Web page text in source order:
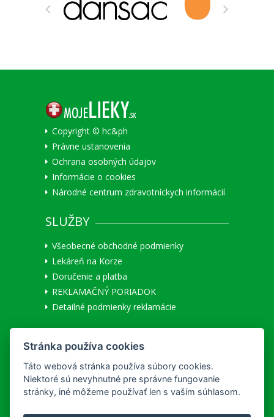
Copyright © hc&ph
Právne ustanovenia
Ochrana osobných údajov
Informácie o cookies
Národné centrum zdravotníckych informácií
SLUŽBY
Všeobecné obchodné podmienky
Lekáreň na Korze
Doručenie a platba
REKLAMAČNÝ PORIADOK
Detailné podmienky reklamácie
Užívateľ: Neprihlásený
Prihlásiť
Registrácia nového zákazníka
Stránka používa cookies
Táto webová stránka používa súbory cookies.
Niektoré sú nevyhnutné pre správne fungovanie
stránky, iné môžeme používať len s vaším súhlasom.